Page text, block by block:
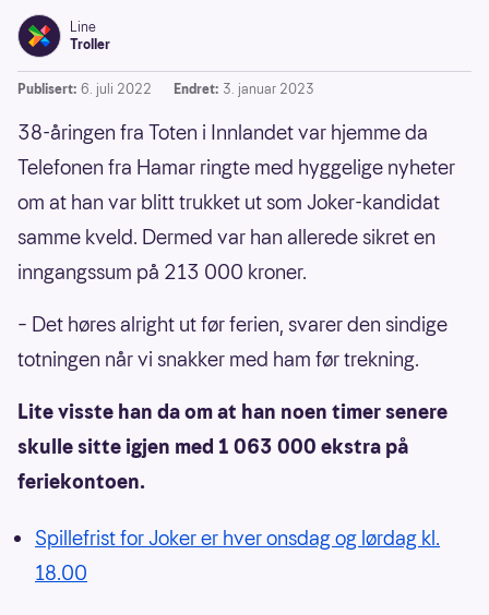
Line
Troller
Publisert: 6. juli 2022 Endret: 3. januar 2023
38-åringen fra Toten i Innlandet var hjemme da
Telefonen fra Hamar ringte med hyggelige nyheter
om at han var blitt trukket ut som Joker-kandidat
samme kveld. Dermed var han allerede sikret en
inngangssum på 213 000 kroner.
– Det høres alright ut før ferien, svarer den sindige
totningen når vi snakker med ham før trekning.
Lite visste han da om at han noen timer senere
skulle sitte igjen med 1 063 000 ekstra på
feriekontoen.
Spillefrist for Joker er hver onsdag og lørdag kl.
18.00